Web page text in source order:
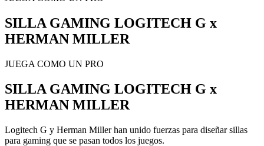
SILLA GAMING LOGITECH G x
HERMAN MILLER
JUEGA COMO UN PRO
SILLA GAMING LOGITECH G x
HERMAN MILLER
Logitech G y Herman Miller han unido fuerzas para diseñar sillas
para gaming que se pasan todos los juegos.